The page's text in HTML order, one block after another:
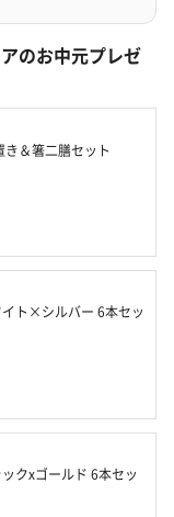
のお中元プレゼ
き＆箸二膳セット
イト×シルバー 6本セッ
クxゴールド 6本セッ